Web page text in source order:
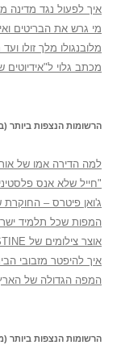
איך לפעול נגד מדינה
מי גרש את הבריטים
מלובנגולו מלך זולו
מכתב גלוי ל"אידיוטים
הרשומות הנצפות ביותר
למה הדירה אמו של
"חייל שלא אנס
ג'ואן פיטרס –
המפות שכל תלמיד
אוצר צילומים של PALESTINE הריקה
איך להיפטר מזבובי
המפה הגדולה של
הרשומות הנצפות ביותר